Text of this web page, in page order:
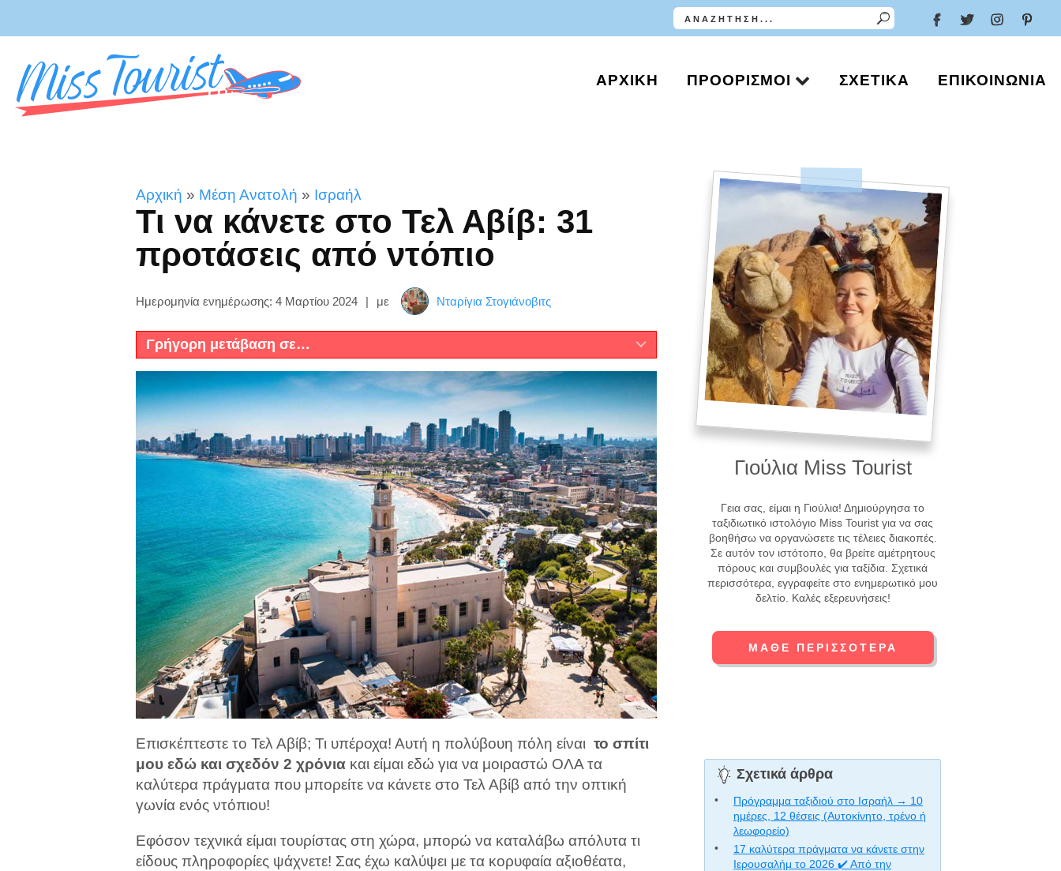
ΑΡΧΙΚΉ ΠΡΟΟΡΙΣΜΟΊ ΣΧΕΤΙΚΆ ΕΠΙΚΟΙΝΩΝΊΑ
Αρχική » Μέση Ανατολή » Ισραήλ
Τι να κάνετε στο Τελ Αβίβ: 31
προτάσεις από ντόπιο
Ημερομηνία ενημέρωσης: 4 Μαρτίου 2024 | με Νταρίγια Στογιάνοβιτς
Γρήγορη μετάβαση σε…
Επισκέπτεστε το Τελ Αβίβ; Τι υπέροχα! Αυτή η πολύβουη πόλη είναι το σπίτι
μου εδώ και σχεδόν 2 χρόνια και είμαι εδώ για να μοιραστώ ΟΛΑ τα
καλύτερα πράγματα που μπορείτε να κάνετε στο Τελ Αβίβ από την οπτική
γωνία ενός ντόπιου!
Εφόσον τεχνικά είμαι τουρίστας στη χώρα, μπορώ να καταλάβω απόλυτα τι
είδους πληροφορίες ψάχνετε! Σας έχω καλύψει με τα κορυφαία αξιοθέατα,
Γιούλια Miss Tourist
Γεια σας, είμαι η Γιούλια! Δημιούργησα το
ταξιδιωτικό ιστολόγιο Miss Tourist για να σας
βοηθήσω να οργανώσετε τις τέλειες διακοπές.
Σε αυτόν τον ιστότοπο, θα βρείτε αμέτρητους
πόρους και συμβουλές για ταξίδια. Σχετικά
περισσότερα, εγγραφείτε στο ενημερωτικό μου
δελτίο. Καλές εξερευνήσεις!
ΜΆΘΕ ΠΕΡΙΣΣΌΤΕΡΑ
Σχετικά άρθρα
Πρόγραμμα ταξιδιού στο Ισραήλ → 10
ημέρες, 12 θέσεις (Αυτοκίνητο, τρένο ή
λεωφορείο)
17 καλύτερα πράγματα να κάνετε στην
Ιερουσαλήμ το 2026 ✔️ Από την